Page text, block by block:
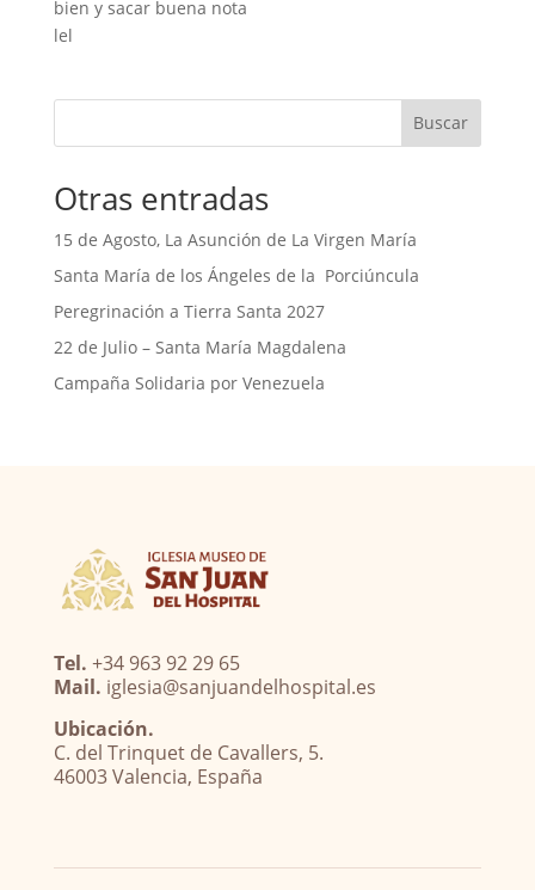
bien y sacar buena nota
lel
Buscar
Otras entradas
15 de Agosto, La Asunción de La Virgen María
Santa María de los Ángeles de la Porciúncula
Peregrinación a Tierra Santa 2027
22 de Julio – Santa María Magdalena
Campaña Solidaria por Venezuela
Tel. +34 963 92 29 65
Mail. iglesia@sanjuandelhospital.es
Ubicación.
C. del Trinquet de Cavallers, 5.
46003 Valencia, España